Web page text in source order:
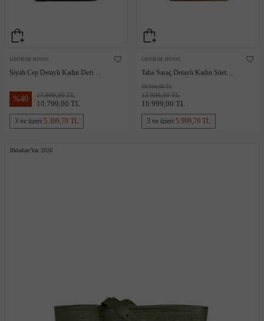
GEORGE HOGG
Siyah Cep Detaylı Kadın Deri
%40 17.999,00 TL
10.799,00 TL
3 ve üzeri 5.399,70 TL
GEORGE HOGG
Taba Saraç Detaylı Kadın Süet
Çanta
19.999,00 TL
12.999,00 TL
10.999,00 TL
3 ve üzeri 5.999,70 TL
İlkbahar/Yaz 2026